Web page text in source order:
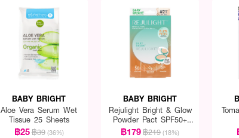
● ใช้ได้ทั้งแก้มและริมฝีปาก
● อุดมด้วยสารสกัดจากธรรมชาติหลากชนิด
● พร้อมบำรุงผิวให้รู้สึกชุ่มชื้น
● มอบลุคธรรมชาติ พกพาสะดวก
● เลขที่จดแจ้ง: 10-2-6800005283
● ปริมาณสุทธิ: 5 g
BABY BRIGHT
Aloe Vera Serum Wet
Tissue 25 Sheets
฿25฿39 (36%)
BABY BRIGHT
Rejulight Bright & Glow
Powder Pact SPF50+
PA++++
฿179฿219 (18%)